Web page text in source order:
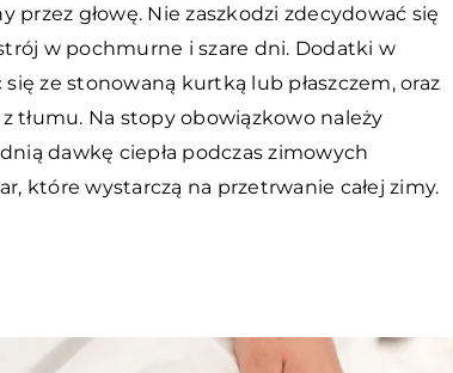
przez głowę. Nie zaszkodzi zdecydować się
w pochmurne i szare dni. Dodatki w
ze stonowaną kurtką lub płaszczem, oraz
tłumu. Na stopy obowiązkowo należy
dawkę ciepła podczas zimowych
które wystarczą na przetrwanie całej zimy.